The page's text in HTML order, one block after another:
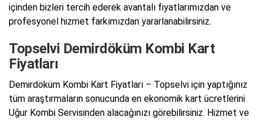
içinden bizleri tercih ederek avantalı fiyatlarımızdan ve
profesyonel hizmet farkımızdan yararlanabilirsiniz.
Topselvi Demirdöküm Kombi Kart
Fiyatları
Demirdöküm Kombi Kart Fiyatları – Topselvi için yaptığınız
tüm araştırmaların sonucunda en ekonomik kart ücretlerini
Uğur Kombi Servisinden alacağınızı görebilirsiniz. Hizmet ve